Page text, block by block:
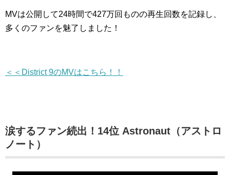
MVは公開して24時間で427万回ものの再生回数を記録し、
多くのファンを魅了しました！
＜＜District 9のMVはこちら！！
涙するファン続出！14位 Astronaut（アストロ
ノート）